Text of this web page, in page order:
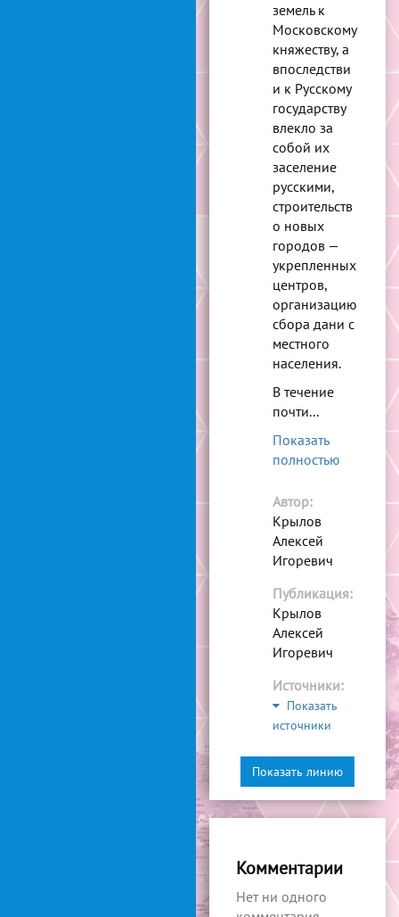
земель к
Московскому
княжеству, а
впоследстви
и к Русскому
государству
влекло за
собой их
заселение
русскими,
строительств
о новых
городов —
укрепленных
центров,
организацию
сбора дани с
местного
населения.
В течение
почти...
Показать
полностью
Автор:
Крылов
Алексей
Игоревич
Публикация:
Крылов
Алексей
Игоревич
Источники:
Показать
источники
Показать линию
Комментарии
Нет ни одного